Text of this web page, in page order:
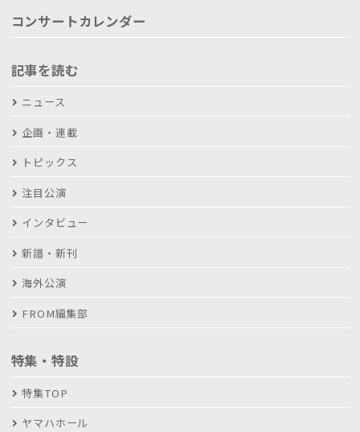
コンサートカレンダー
記事を読む
ニュース
企画・連載
トピックス
注目公演
インタビュー
新譜・新刊
海外公演
FROM編集部
特集・特設
特集TOP
ヤマハホール